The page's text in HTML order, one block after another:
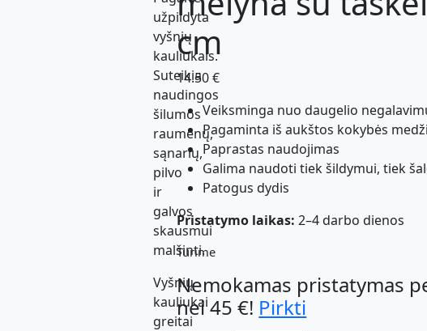
cm
14.50€
Veiksminga nuo daugelio
Pagaminta iš aukštos kokybės
Paprastas naudojimas
Galima naudoti tiek šildymui, tiek
Patogus dydis
Pristatymo laikas: 2–4 darbo dienos
Turime
Nemokamas pristatymas
nei 45 €! Pirkti
užpildyta
vyšnių
kauliukais.
Suteikia
naudingos
šilumos
raumenų,
sąnarių,
pilvo
ir
galvos
skausmui
malšinti.
Vyšnių
kauliukai
greitai